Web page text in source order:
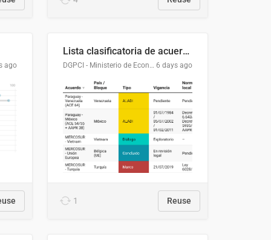
ago
Lista clasificatoria de acuerdos comerciales
DGPCI - Ministerio de Economía y Finanzas, Paraguay 6 days ago
1 Reuse